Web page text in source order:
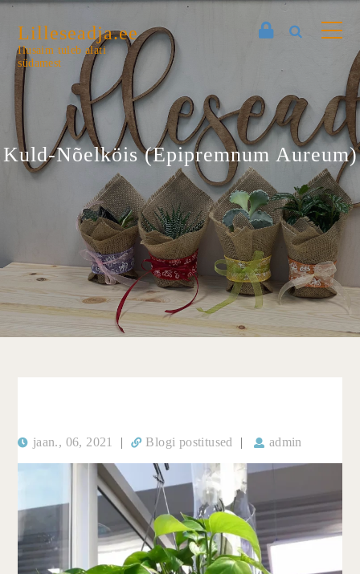
Lilleseadja.ee
Ilusaim tuleb alati
südamest
Kuld-Nõelköis (Epipremnum Aureum)
jaan., 06, 2021 | Blogi postitused | admin